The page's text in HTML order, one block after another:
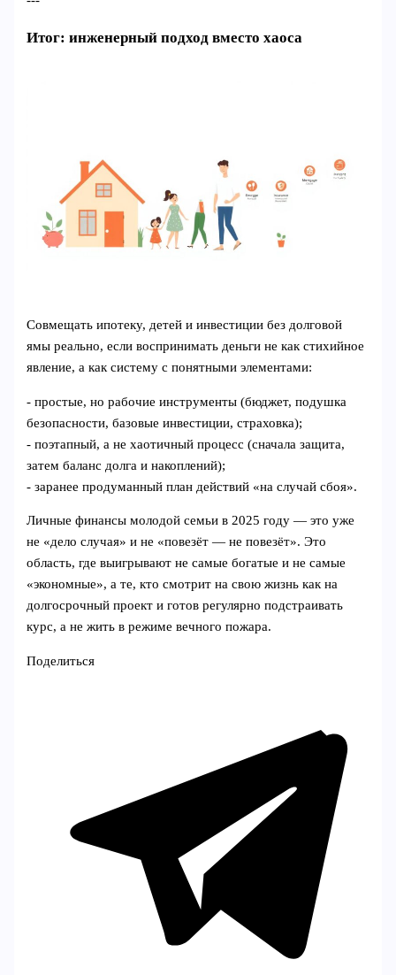
Итог: инженерный подход вместо хаоса
Совмещать ипотеку, детей и инвестиции без долговой
ямы реально, если воспринимать деньги не как стихийное
явление, а как систему с понятными элементами:
- простые, но рабочие инструменты (бюджет, подушка
безопасности, базовые инвестиции, страховка);
- поэтапный, а не хаотичный процесс (сначала защита,
затем баланс долга и накоплений);
- заранее продуманный план действий «на случай сбоя».
Личные финансы молодой семьи в 2025 году — это уже
не «дело случая» и не «повезёт — не повезёт». Это
область, где выигрывают не самые богатые и не самые
«экономные», а те, кто смотрит на свою жизнь как на
долгосрочный проект и готов регулярно подстраивать
курс, а не жить в режиме вечного пожара.
Поделиться